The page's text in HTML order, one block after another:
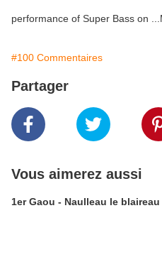
performance of Super Bass on
#100 Commentaires
Partager
Vous aimerez aussi
1er Gaou - Naulleau le blaireau